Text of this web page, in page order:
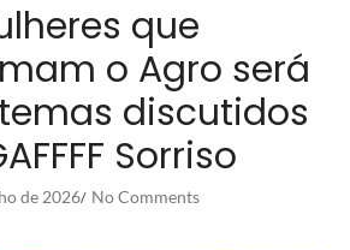
que
o Agro será
discutidos
Sorriso
de 2026/ No Comments